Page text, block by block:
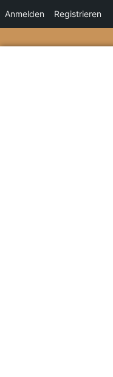
Anmelden Registrieren